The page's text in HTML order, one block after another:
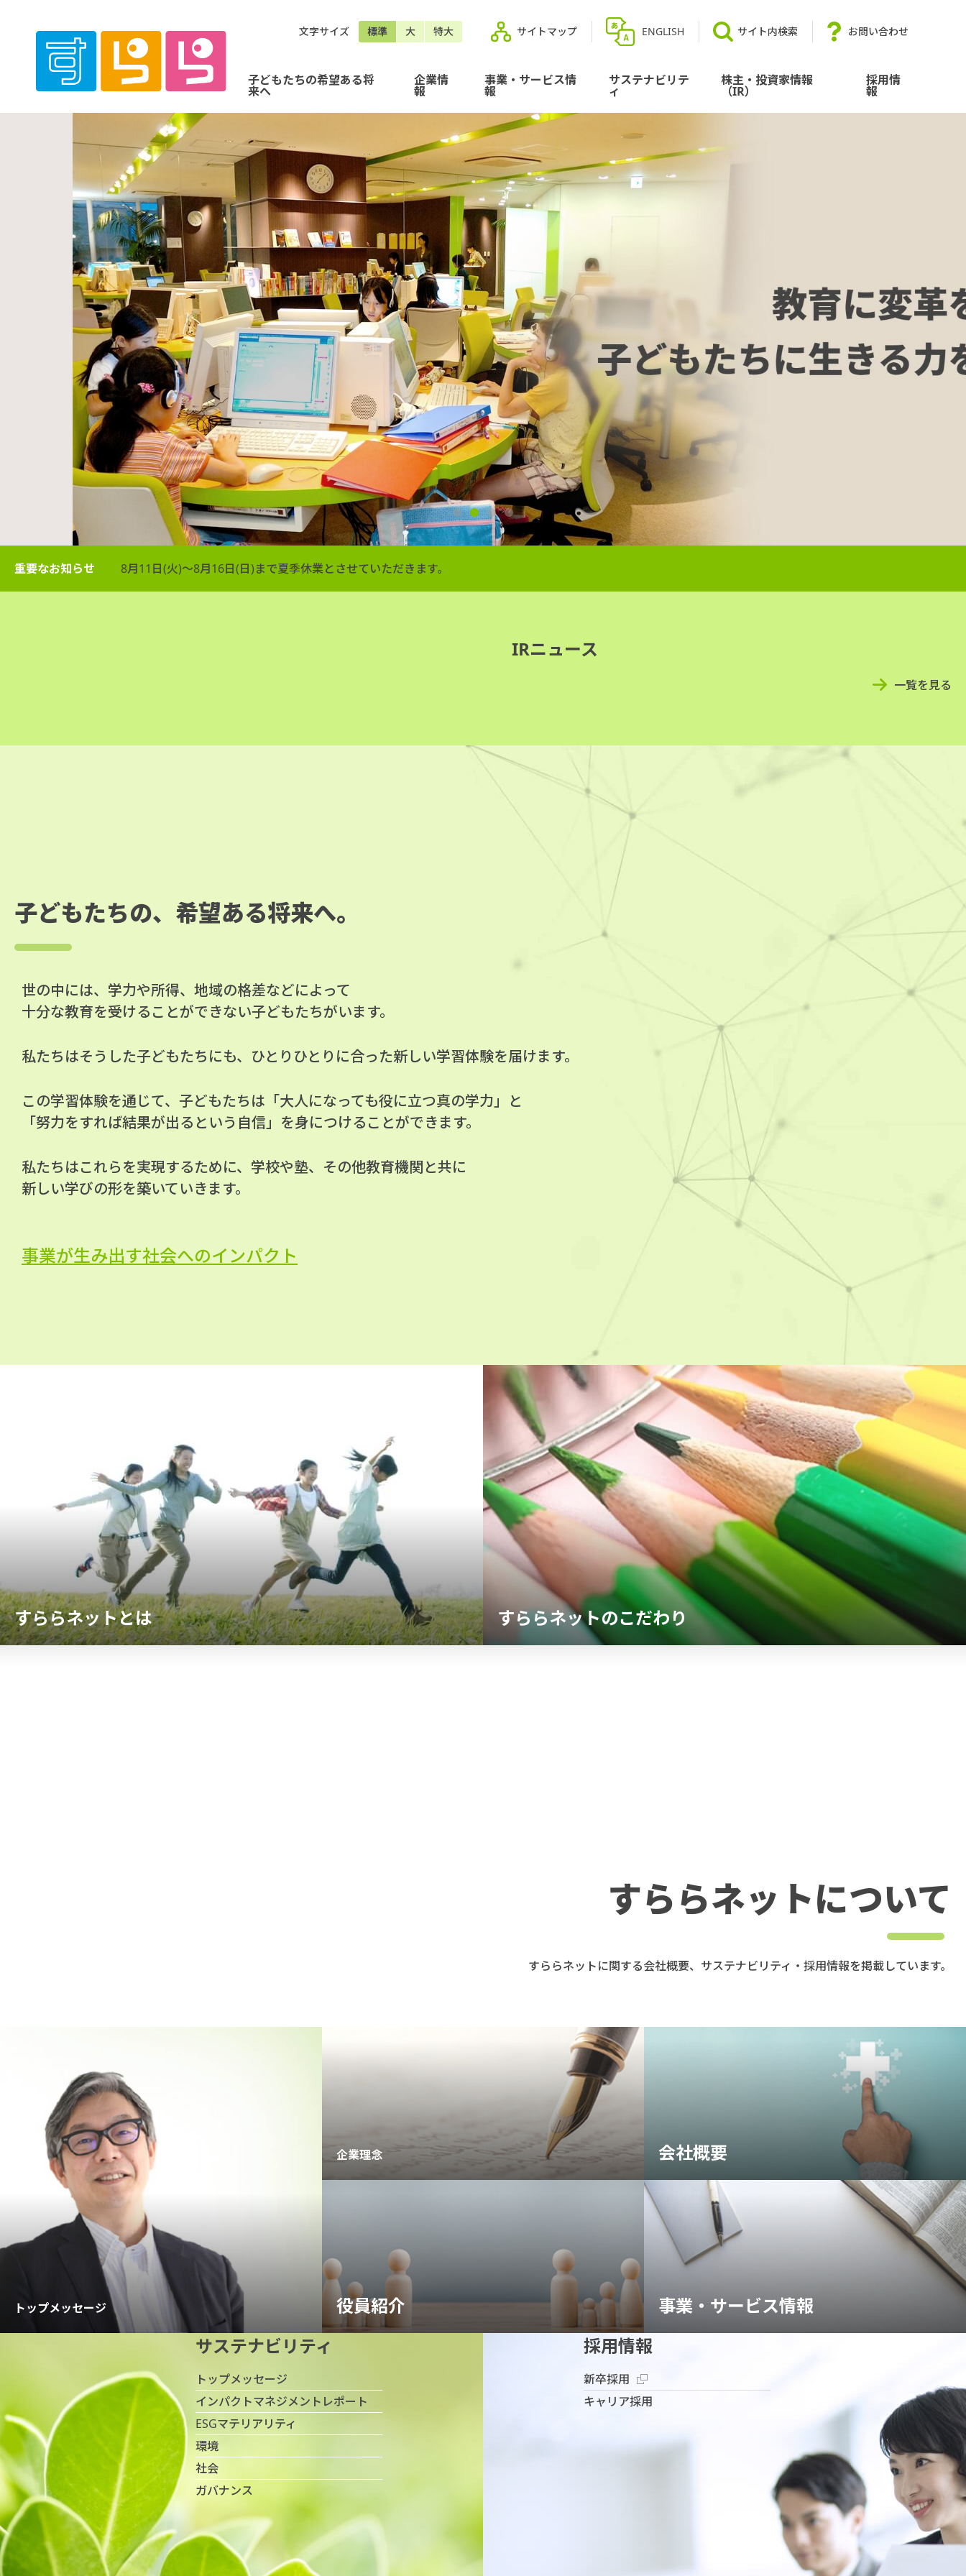
文字サイズ 標準 大 特大 サイトマップ ENGLISH サイト内検索 お問い合わせ
子どもたちの希望ある将
来へ
企業情
報
事業・サービス情
報
サステナビリテ
ィ
株主・投資家情報
（IR）
採用情
報
1 2 3 4
重要なお知らせ 8月11日(火)～8月16日(日)まで夏季休業とさせていただきます。
IRニュース
一覧を見る
子どもたちの、 希望ある将来へ。
世の中には、学力や所得、地域の格差などによって
十分な教育を受けることができない子どもたちがいます。
私たちはそうした子どもたちにも、ひとりひとりに合った新しい学習体験を届けます。
この学習体験を通じて、子どもたちは「大人になっても役に立つ真の学力」と
「努力をすれば結果が出るという自信」を身につけることができます。
私たちはこれらを実現するために、学校や塾、その他教育機関と共に
新しい学びの形を築いていきます。
事業が生み出す社会へのインパクト
すららネットとは すららネットのこだわり
すららネットについて
すららネットに関する会社概要、サステナビリティ・採用情報を掲載しています。
トップメッセージ
企業理念 会社概要
役員紹介
事業・サービス情報
サステナビリティ
トップメッセージ
インパクトマネジメントレポート
ESGマテリアリティ
環境
社会
ガバナンス
採用情報
新卒採用
キャリア採用